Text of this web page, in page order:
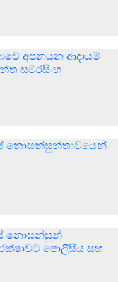
අපනයන ආදායම්
සමරසිංහ
නොසන්සුන්තාවයෙන්
නොසන්සුන්
පොලිසිය සහ